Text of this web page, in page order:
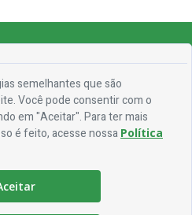
01 - Centro - CEP 58.928-000
Funcionamento
semelhantes que são
Você pode consentir com o
em "Aceitar". Para ter mais
é feito, acesse nossa Política